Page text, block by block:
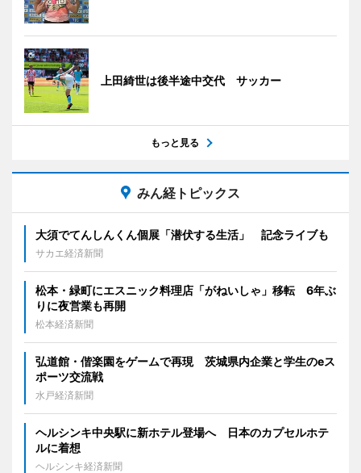
上田綺世は後半途中交代 サッカー
もっと見る
みん経トピックス
大須でてんしんくん個展「潜伏する生活」 記念ライブも
サカエ経済新聞
松本・緑町にエスニック料理店「がねいしゃ」移転 6年ぶ
りに夜営業も再開
松本経済新聞
弘道館・偕楽園をゲームで再現 茨城県内企業と学生のeス
ポーツ交流戦
水戸経済新聞
ヘルシンキ中央駅に新ホテル登場へ 日本のカプセルホテ
ルに着想
ヘルシンキ経済新聞